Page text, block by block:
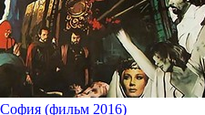
София (фильм 2016)